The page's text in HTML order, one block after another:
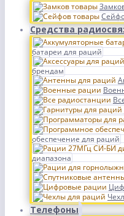
Средства
батареи для раций
брендам
обеспечение для раций
диапазона
Телефоны